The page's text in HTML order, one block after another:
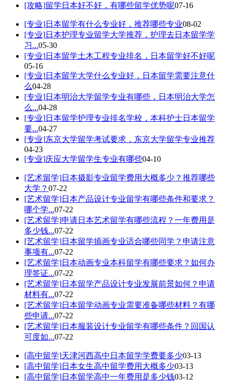
[攻略]留学日本好不好，有哪些留学优势呢07-16
[专业]日本留学有什么专业好，推荐哪些专业08-02
[专业]日本护理专业留学大学推荐，护理去日本留学学
习...05-30
[专业]日本留学土木工程专业排名，日本留学好不好呢
05-16
[专业]日本留学大学什么专业好，日本留学需要注意什
么04-28
[专业]日本明治大学留学专业有哪些，日本明治大学怎
么...04-28
[专业]日本留学护理专业排名学校，本科护士日本留学
要...04-27
[专业]东京大学留学考试要求，东京大学留学专业推荐
04-23
[专业]庆应大学留学生专业有哪些04-10
[艺术留学]日本摄影专业留学费用大概多少？推荐哪些
大学？ 07-22
[艺术留学]日本产品设计专业留学有哪些条件和要求？
哪个学...07-22
[艺术留学]申请日本艺术留学有哪些流程？一年费用是
多少钱...07-22
[艺术留学]日本留学插画专业适合哪些同学？申请注意
事项有...07-22
[艺术留学]日本动画专业本科留学有哪些要求？如何办
理签证...07-22
[艺术留学]日本留学产品设计专业发展前景如何？申请
材料有...07-22
[艺术留学]日本留学动画专业需要准备哪些材料？有哪
些申请...07-22
[艺术留学]日本服装设计专业留学有哪些条件？回国认
可度如...07-22
[高中留学]天津河西高中日本留学学费要多少03-13
[高中留学]日本女生高中留学费用大概多少03-13
[高中留学]日本留学高中一年费用是多少钱03-12